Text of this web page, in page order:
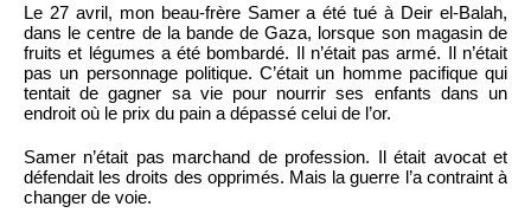
Le 27 avril, mon beau-frère Samer a été tué à Deir el-Balah,
dans le centre de la bande de Gaza, lorsque son magasin de
fruits et légumes a été bombardé. Il n’était pas armé. Il n’était
pas un personnage politique. C’était un homme pacifique qui
tentait de gagner sa vie pour nourrir ses enfants dans un
endroit où le prix du pain a dépassé celui de l’or.
Samer n’était pas marchand de profession. Il était avocat et
défendait les droits des opprimés. Mais la guerre l’a contraint à
changer de voie.